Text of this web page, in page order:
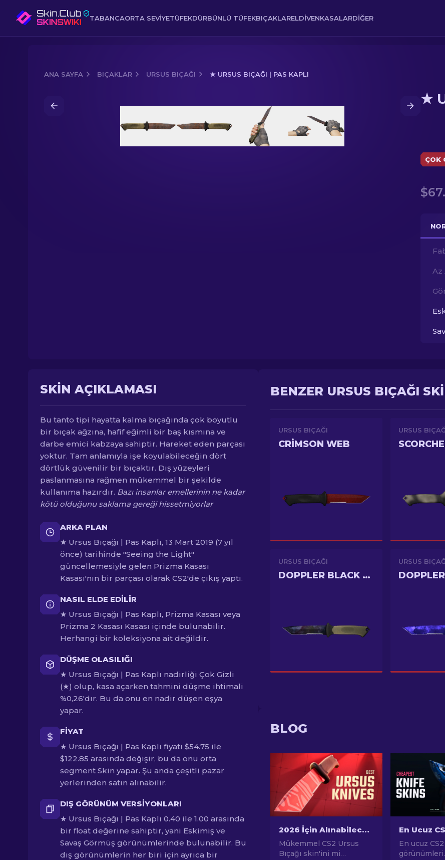
TABANCAORTA SEVIYETÜFEKDÜRBÜNLÜ TÜFEKBIÇAKLARELDIVENKASALARDIĞER
ANA SAYFA BIÇAKLAR URSUS BIÇAĞI ★ URSUS BIÇAĞI | PAS KAPLI
★
ÇOK
Az
SKIN AÇIKLAMASI
Bu tanto tipi hayatta kalma bıçağında çok boyutlu
bir bıçak ağzına, hafif eğimli bir baş kısmına ve
darbe emici kabzaya sahiptir. Hareket eden parçası
yoktur. Tam anlamıyla işe koyulabileceğin dört
dörtlük güvenilir bir bıçaktır. Dış yüzeyleri
paslanmasına rağmen mükemmel bir şekilde
kullanıma hazırdır. Bazı insanlar emellerinin ne kadar
kötü olduğunu saklama gereği hissetmiyorlar
ARKA PLAN
★ Ursus Bıçağı | Pas Kaplı, 13 Mart 2019 (7 yıl
önce) tarihinde "Seeing the Light"
güncellemesiyle gelen Prizma Kasası
Kasası'nın bir parçası olarak CS2'de çıkış yaptı.
NASIL ELDE EDILIR
★ Ursus Bıçağı | Pas Kaplı, Prizma Kasası veya
Prizma 2 Kasası Kasası içinde bulunabilir.
Herhangi bir koleksiyona ait değildir.
DÜŞME OLASILIĞI
★ Ursus Bıçağı | Pas Kaplı nadirliği Çok Gizli
(★) olup, kasa açarken tahmini düşme ihtimali
%0,26'dır. Bu da onu en nadir düşen eşya
yapar.
FIYAT
★ Ursus Bıçağı | Pas Kaplı fiyatı $54.75 ile
$122.85 arasında değişir, bu da onu orta
segment Skin yapar. Şu anda çeşitli pazar
yerlerinden satın alınabilir.
DIŞ GÖRÜNÜM VERSIYONLARI
★ Ursus Bıçağı | Pas Kaplı 0.40 ile 1.00 arasında
bir float değerine sahiptir, yani Eskimiş ve
Savaş Görmüş görünümlerinde bulunabilir. Bu
dış görünümlerin her biri için ayrıca bir
BENZER URSUS BIÇAĞI
URSUS BIÇAĞI
CRIMSON WEB
URSUS
URSUS BIÇAĞI
DOPPLER BLACK PEARL
URSUS
BLOG
2026 İçin Alınabilecek En İyi CS2 Ursus Bıçağı Skin'leri
Mükemmel CS2 Ursus
Bıçağı skin'ini mi
En ucuz
görünümleri